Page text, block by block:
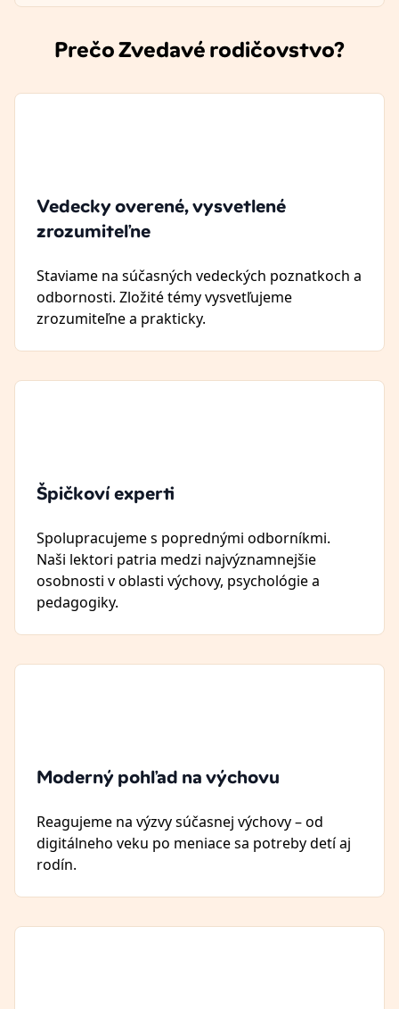
Prečo Zvedavé rodičovstvo?
Vedecky overené, vysvetlené
zrozumiteľne
Staviame na súčasných vedeckých poznatkoch a
odbornosti. Zložité témy vysvetľujeme
zrozumiteľne a prakticky.
Špičkoví experti
Spolupracujeme s poprednými odborníkmi.
Naši lektori patria medzi najvýznamnejšie
osobnosti v oblasti výchovy, psychológie a
pedagogiky.
Moderný pohľad na výchovu
Reagujeme na výzvy súčasnej výchovy – od
digitálneho veku po meniace sa potreby detí aj
rodín.